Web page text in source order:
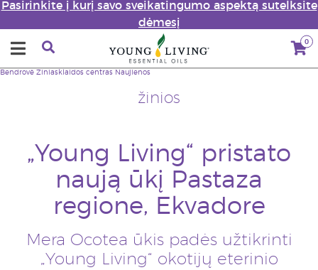
Pasirinkite į kurį savo sveikatingumo aspektą sutelksite
dėmesį
0
žinios
Bendrovė Žiniasklaidos centras Naujienos
„Young Living“ pristato
naują ūkį Pastaza
regione, Ekvadore
Mera Ocotea ūkis padės užtikrinti
„Young Living“ okotijų eterinio